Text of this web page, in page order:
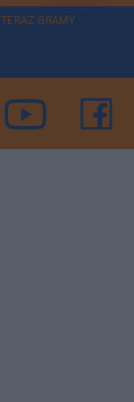
TERAZ GRAMY